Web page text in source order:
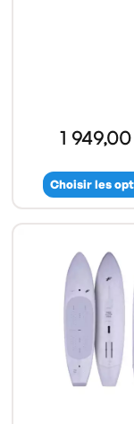
1
Choisir les